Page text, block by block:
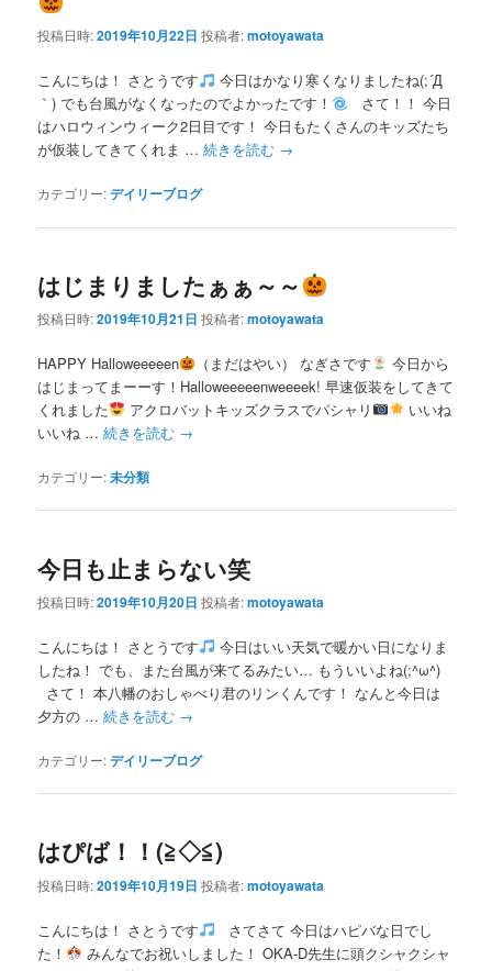
投稿日時:2019年10月22日 投稿者:motoyawata
こんにちは！ さとうです
今日はかなり寒くなりましたね(;´Д
｀) でも台風がなくなったのでよかったです！
さて！！ 今日
はハロウィンウィーク2日目です！ 今日もたくさんのキッズたち
が仮装してきてくれま …続きを読む →
カテゴリー:デイリーブログ
はじまりましたぁぁ～～
投稿日時:2019年10月21日 投稿者:motoyawata
HAPPY Halloweeeeen （まだはやい） なぎさです
今日から
はじまってまーーす！Halloweeeeenweeeek! 早速仮装をしてきて
くれました
アクロバットキッズクラスでパシャリ
いいね
いいね …続きを読む →
カテゴリー:未分類
今日も止まらない笑
投稿日時:2019年10月20日 投稿者:motoyawata
こんにちは！ さとうです
今日はいい天気で暖かい日になりま
したね！ でも、また台風が来てるみたい… もういいよね(;^ω^)
さて！ 本八幡のおしゃべり君のリンくんです！ なんと今日は
夕方の …続きを読む →
カテゴリー:デイリーブログ
はぴば！！(≧◇≦)
投稿日時:2019年10月19日 投稿者:motoyawata
こんにちは！ さとうです
さてさて 今日はハピバな日でし
た！
みんなでお祝いしました！ OKA-D先生に頭クシャクシャ